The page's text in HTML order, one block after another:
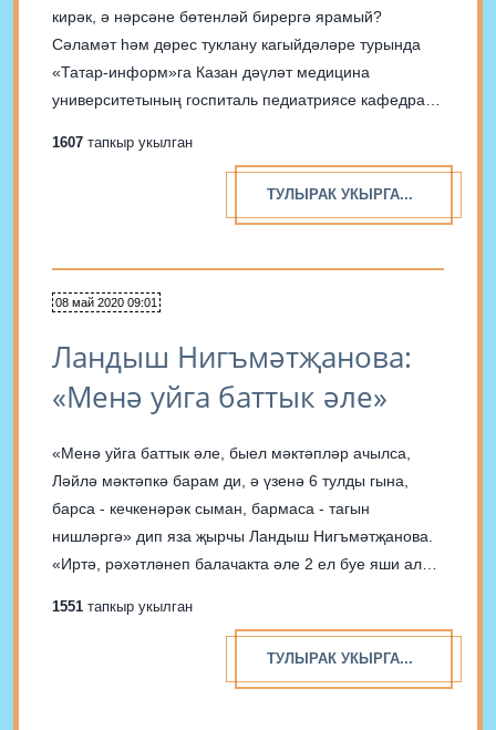
кирәк, ә нәрсәне бөтенләй бирергә ярамый?
Сәламәт һәм дөрес туклану кагыйдәләре турында
«Татар-информ»га Казан дәүләт медицина
университетының госпиталь педиатриясе кафедрасы
шифаханәсе табибы Наталья Рылова сөйләде. 1
1607 тапкыр укылган
ТУЛЫРАК УКЫРГА...
08 май 2020 09:01
Ландыш Нигъмәтҗанова:
«Менә уйга баттык әле»
«Менә уйга баттык әле, быел мәктәпләр ачылса,
Ләйлә мәктәпкә барам ди, ә үзенә 6 тулды гына,
барса - кечкенәрәк сыман, бармаса - тагын
нишләргә» дип яза җырчы Ландыш Нигъмәтҗанова.
«Иртә, рәхәтләнеп балачакта әле 2 ел буе яши ала,
гел җәллим үзен иртә бирдем»;...
1551 тапкыр укылган
ТУЛЫРАК УКЫРГА...